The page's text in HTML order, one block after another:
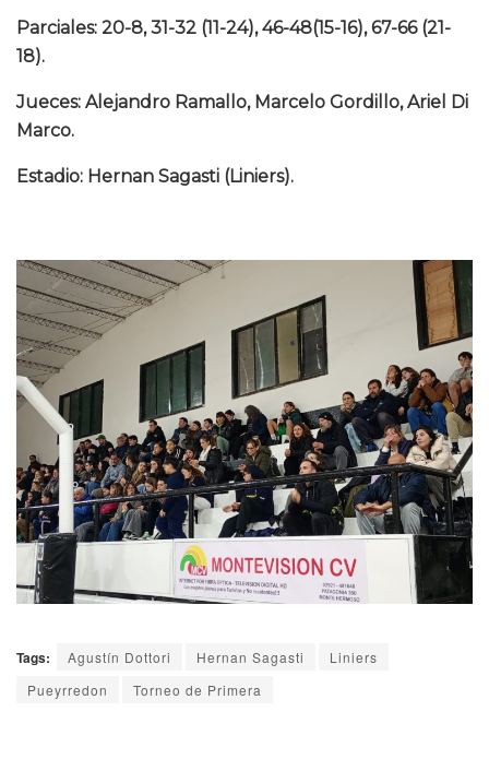
Parciales: 20-8, 31-32 (11-24), 46-48(15-16), 67-66 (21-
18).
Jueces: Alejandro Ramallo, Marcelo Gordillo, Ariel Di
Marco.
Estadio: Hernan Sagasti (Liniers).
Tags: Agustín Dottori Hernan Sagasti
Liniers
Pueyrredon
Torneo de Primera